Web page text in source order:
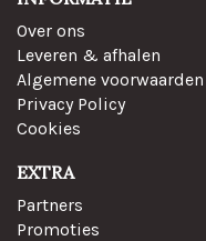
Over ons
Leveren & afhalen
Algemene voorwaarden
Privacy Policy
Cookies
EXTRA
Partners
Promoties